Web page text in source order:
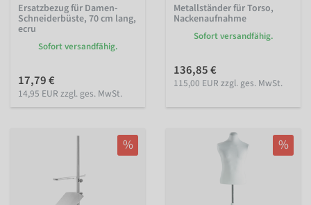
Ersatzbezug für Damen-
Schneiderbüste, 70 cm lang,
ecru
Sofort versandfähig.
17,79 €
14,95 EUR zzgl. ges. MwSt.
Metallständer für Torso,
Nackenaufnahme
Sofort versandfähig.
136,85 €
115,00 EUR zzgl. ges. MwSt.
% %